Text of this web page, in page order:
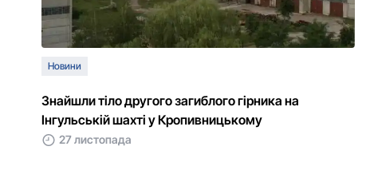
Новини
Знайшли тіло другого загиблого гірника на
Інгульській шахті у Кропивницькому
27 листопада